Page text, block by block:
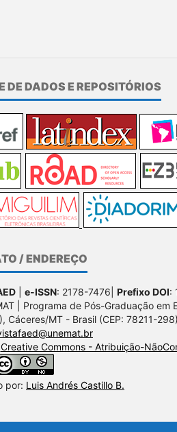
DE DADOS E REPOSITÓRIOS
/ ENDEREÇO
e-ISSN: 2178-7476| Prefixo DOI:
| Programa de Pós-Graduação em
Cáceres/MT - Brasil (CEP: 78211-298)
Creative Commons - Atribuição-
por: Luis Andrés Castillo B.